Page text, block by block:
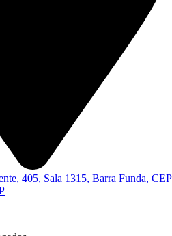
405, Sala 1315, Barra Funda, CEP